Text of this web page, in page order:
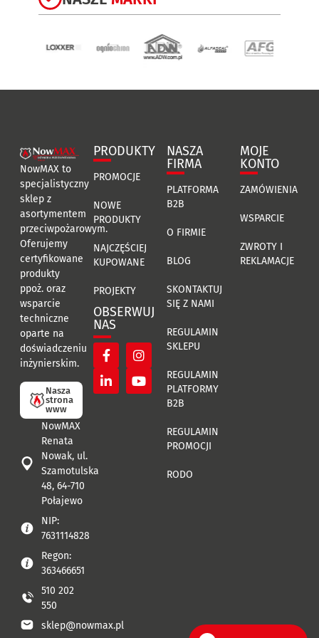
NowMAX to
specjalistyczny
sklep z
asortymentem
przeciwpożarowym.
Oferujemy
certyfikowane
produkty
ppoż. oraz
wsparcie
techniczne
oparte na
doświadczeniu
inżynierskim.
Nasza
strona
www
NowMAX
Renata
Nowak, ul.
Szamotulska
48, 64-710
Połajewo
NIP:
7631114828
Regon:
363466651
510 202
550
sklep@nowmax.pl
PRODUKTY
PROMOCJE
NOWE
PRODUKTY
NAJCZĘŚCIEJ
KUPOWANE
PROJEKTY
OBSERWUJ
NAS
NASZA
FIRMA
PLATFORMA
B2B
O FIRMIE
BLOG
SKONTAKTUJ
SIĘ Z NAMI
REGULAMIN
SKLEPU
REGULAMIN
PLATFORMY
B2B
REGULAMIN
PROMOCJI
RODO
MOJE
KONTO
ZAMÓWIENIA
WSPARCIE
ZWROTY I
REKLAMACJE